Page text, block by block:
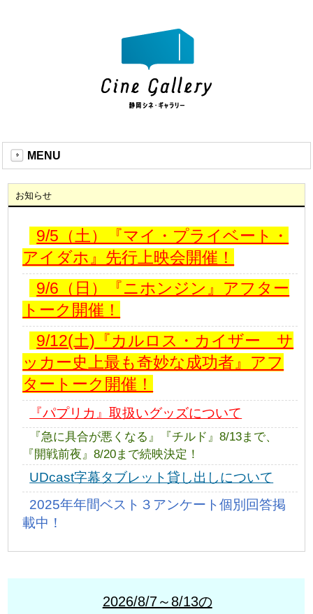
MENU
お知らせ
9/5（土）『マイ・プライベート・
アイダホ』先行上映会開催！
9/6（日）『ニホンジン』アフター
トーク開催！
9/12(土)『カルロス・カイザー サ
ッカー史上最も奇妙な成功者』アフ
タートーク開催！
『パプリカ』取扱いグッズについて
『急に具合が悪くなる』『チルド』8/13まで、
『開戦前夜』8/20まで続映決定！
UDcast字幕タブレット貸し出しについて
2025年年間ベスト３アンケート個別回答掲
載中！
2026/8/7～8/13の